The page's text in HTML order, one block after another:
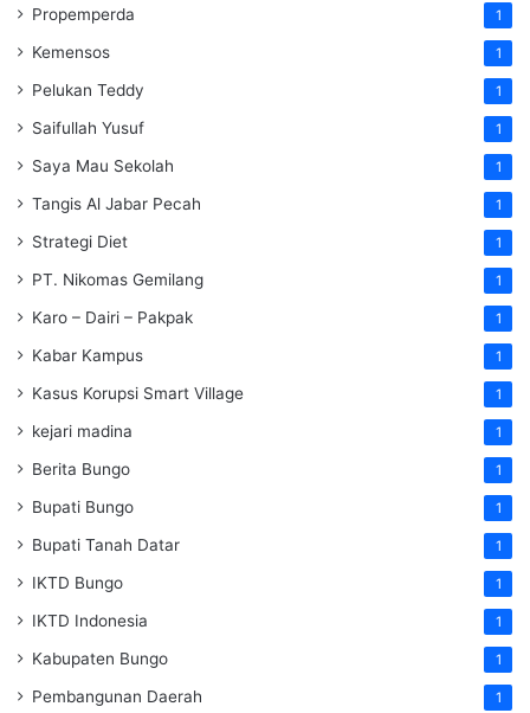
Propemperda 1
Kemensos 1
Pelukan Teddy 1
Saifullah Yusuf 1
Saya Mau Sekolah 1
Tangis Al Jabar Pecah 1
Strategi Diet 1
PT. Nikomas Gemilang 1
Karo – Dairi – Pakpak 1
Kabar Kampus 1
Kasus Korupsi Smart Village 1
kejari madina 1
Berita Bungo 1
Bupati Bungo 1
Bupati Tanah Datar 1
IKTD Bungo 1
IKTD Indonesia 1
Kabupaten Bungo 1
Pembangunan Daerah 1